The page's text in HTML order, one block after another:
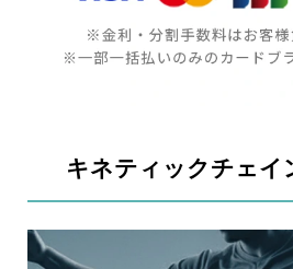
キネティックチェイ